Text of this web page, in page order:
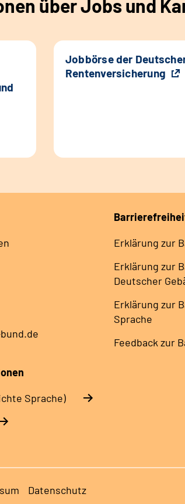
über Jobs und
Jobbörse der
Rentenversicherung
Erklärung zur
Erklärung zur
Deutscher
Erklärung zur
Sprache
Feedback zur
Sprache)
Datenschutz